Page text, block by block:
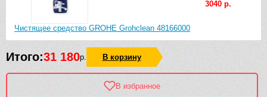
Чистящее средство GROHE Grohclean 48166000
3040 р.
Итого:31 180р. В корзину
В избранное